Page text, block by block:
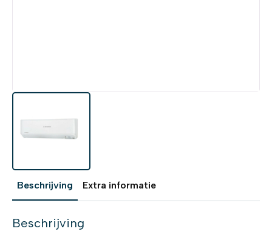
Beschrijving Extra informatie
Beschrijving